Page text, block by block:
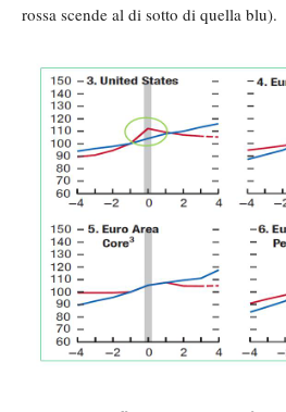
rossa scende al di sotto di quella blu).